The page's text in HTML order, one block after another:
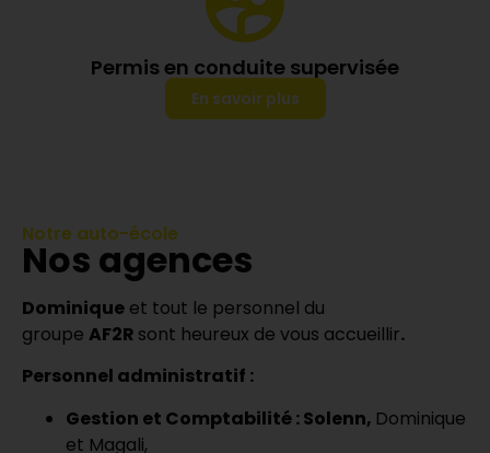
Permis en conduite supervisée
En savoir plus
Notre auto-école
Nos agences
Dominique et tout le personnel du
groupe AF2R sont heureux de vous accueillir.
Personnel administratif :
Gestion et Comptabilité :Solenn, Dominique
et Magali,